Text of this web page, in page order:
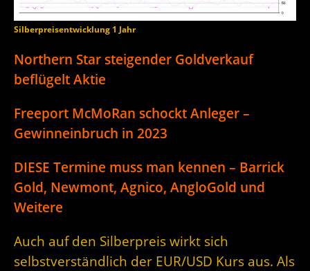
Silberpreisentwicklung 1 Jahr
Northern Star steigender Goldverkauf
beflügelt Aktie
Freeport McMoRan schockt Anleger –
Gewinneinbruch in 2023
DIESE Termine muss man kennen – Barrick
Gold, Newmont, Agnico, AngloGold und
Weitere
Auch auf den Silberpreis wirkt sich
selbstverständlich der EUR/USD Kurs aus. Als